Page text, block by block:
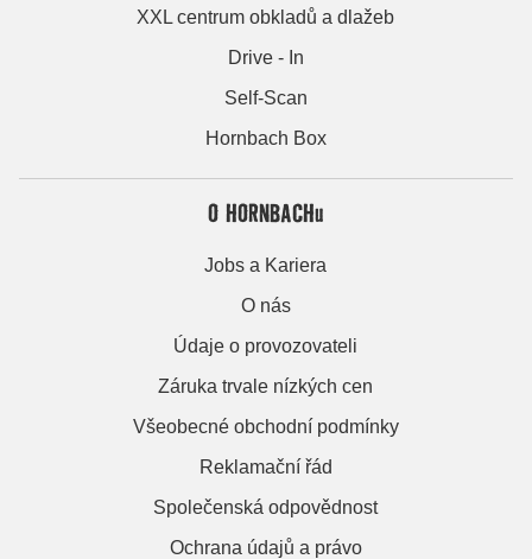
XXL centrum obkladů a dlažeb
Drive - In
Self-Scan
Hornbach Box
O HORNBACHu
Jobs a Kariera
O nás
Údaje o provozovateli
Záruka trvale nízkých cen
Všeobecné obchodní podmínky
Reklamační řád
Společenská odpovědnost
Ochrana údajů a právo